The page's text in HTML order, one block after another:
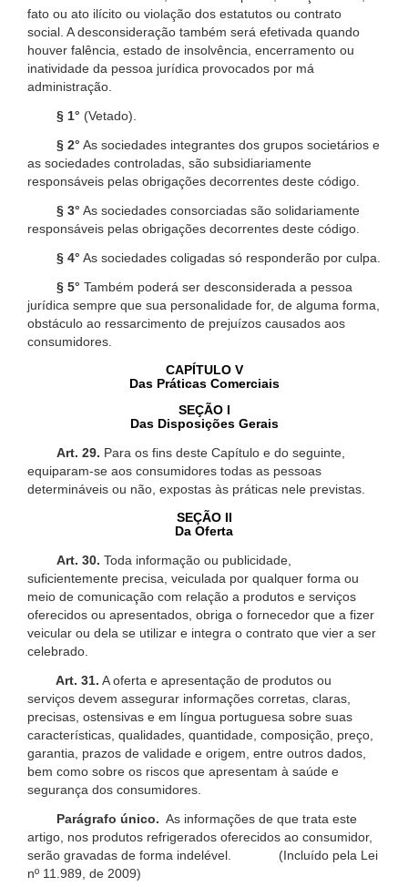
fato ou ato ilícito ou violação dos estatutos ou contrato
social. A desconsideração também será efetivada quando
houver falência, estado de insolvência, encerramento ou
inatividade da pessoa jurídica provocados por má
administração.
§ 1° (Vetado).
§ 2° As sociedades integrantes dos grupos societários e
as sociedades controladas, são subsidiariamente
responsáveis pelas obrigações decorrentes deste código.
§ 3° As sociedades consorciadas são solidariamente
responsáveis pelas obrigações decorrentes deste código.
§ 4° As sociedades coligadas só responderão por culpa.
§ 5° Também poderá ser desconsiderada a pessoa
jurídica sempre que sua personalidade for, de alguma forma,
obstáculo ao ressarcimento de prejuízos causados aos
consumidores.
CAPÍTULO V
Das Práticas Comerciais
SEÇÃO I
Das Disposições Gerais
Art. 29. Para os fins deste Capítulo e do seguinte,
equiparam-se aos consumidores todas as pessoas
determináveis ou não, expostas às práticas nele previstas.
SEÇÃO II
Da Oferta
Art. 30. Toda informação ou publicidade,
suficientemente precisa, veiculada por qualquer forma ou
meio de comunicação com relação a produtos e serviços
oferecidos ou apresentados, obriga o fornecedor que a fizer
veicular ou dela se utilizar e integra o contrato que vier a ser
celebrado.
Art. 31. A oferta e apresentação de produtos ou
serviços devem assegurar informações corretas, claras,
precisas, ostensivas e em língua portuguesa sobre suas
características, qualidades, quantidade, composição, preço,
garantia, prazos de validade e origem, entre outros dados,
bem como sobre os riscos que apresentam à saúde e
segurança dos consumidores.
Parágrafo único. As informações de que trata este
artigo, nos produtos refrigerados oferecidos ao consumidor,
serão gravadas de forma indelével. (Incluído pela Lei
nº 11.989, de 2009)